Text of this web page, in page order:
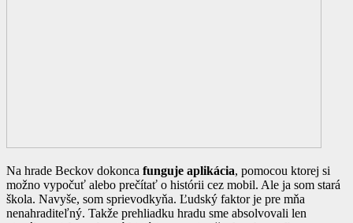
Na hrade Beckov dokonca funguje aplikácia, pomocou ktorej si
možno vypočuť alebo prečítať o histórii cez mobil. Ale ja som stará
škola. Navyše, som sprievodkyňa. Ľudský faktor je pre mňa
nenahraditeľný. Takže prehliadku hradu sme absolvovali len